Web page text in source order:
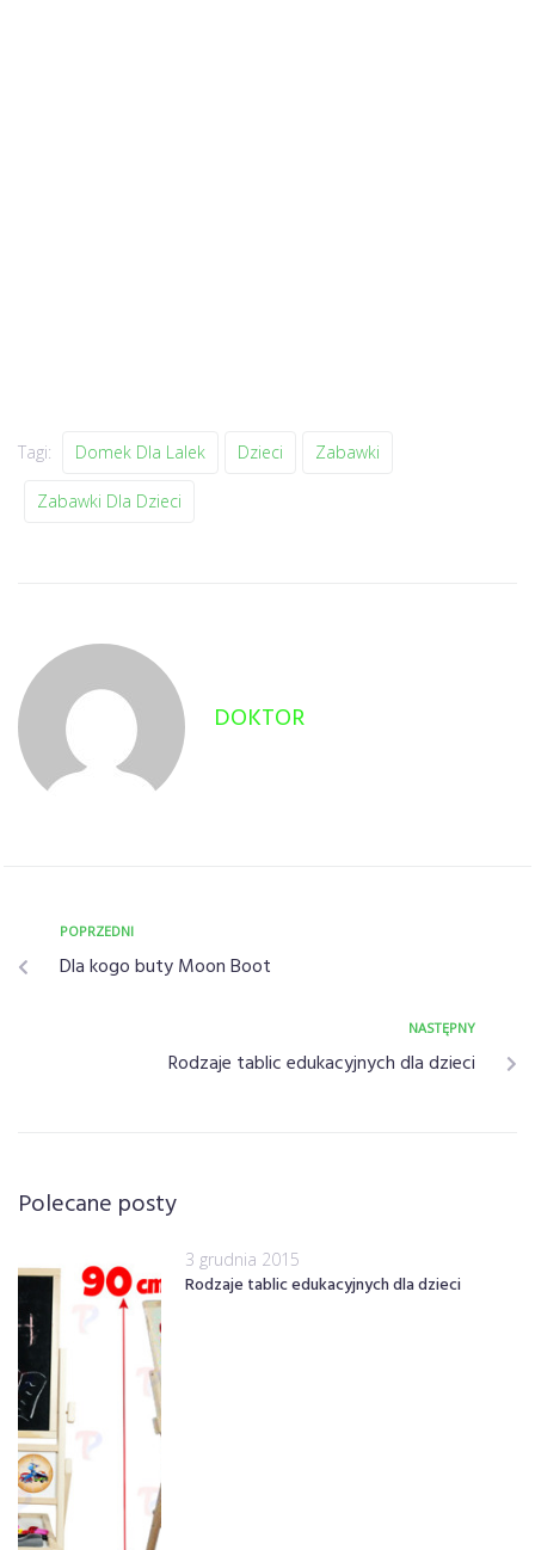
Tagi: Domek Dla Lalek Dzieci Zabawki
Zabawki Dla Dzieci
DOKTOR
POPRZEDNI
Dla kogo buty Moon Boot
NASTĘPNY
Rodzaje tablic edukacyjnych dla dzieci
Polecane posty
3 grudnia 2015
Rodzaje tablic edukacyjnych dla dzieci